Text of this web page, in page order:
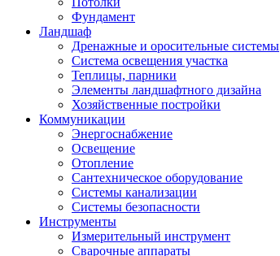
Фундамент
Ландшаф
Дренажные и оросительные системы
Система освещения участка
Теплицы, парники
Элементы ландшафтного дизайна
Хозяйственные постройки
Коммуникации
Энергоснабжение
Освещение
Отопление
Сантехническое оборудование
Системы канализации
Системы безопасности
Инструменты
Измерительный инструмент
Сварочные аппараты